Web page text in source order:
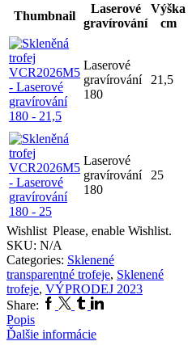
Thumbnail
Laserové
gravírování
Výška
cm
Laserové
gravírování
180
21,5
Laserové
gravírování
180
25
Wishlist Please, enable Wishlist.
SKU: N/A
Categories: Sklenené
transparentné trofeje, Sklenené
trofeje, VÝPRODEJ 2023
Share: Facebook
Twitter
TumblrLinkedin
Popis
Ďalšie informácie